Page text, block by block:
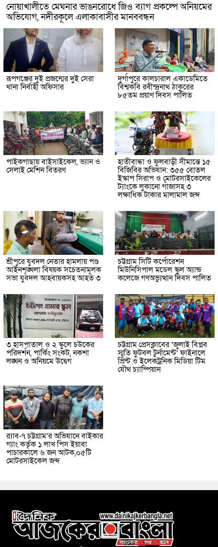
নোয়াখালীতে মেঘনার ভাঙনরোধে জিও ব্যাগ প্রকল্পে অনিয়মের
অভিযোগ, নদীরকূলে এলাকাবাসীর মানববন্ধন
রূপগঞ্জের দুই প্রজন্মের দুই সেরা
থানা নির্বাহী অফিসার
দুর্গাপুরে কালচারাল একাডেমিতে
বিশ্বকবি রবীন্দ্রনাথ ঠাকুরের
৮৫তম প্রয়াণ দিবস পালিত
পাইকগাছায় বাইসাইকেল, ভ্যান ও
সেলাই মেশিন বিতরণ
হাতীবান্ধা ও ফুলবাড়ী সীমান্তে ১৫
বিজিবির অভিযান: ৩৫৫ বোতল
ইস্কাপ সিরাপ ও মোটরসাইকেলের
ট্যাংকে লুকানো গাঁজাসহ ৩
লক্ষাধিক টাকার মালামাল জব্দ
শ্রীপুরে যুবদল নেতার হামলায় পণ্ড
আইনশৃঙ্খলা বিষয়ক সচেতনামূলক
সভা যুবদল আহবায়কসহ আহত ৩
চট্টগ্রাম সিটি কর্পোরেশন
মিউনিসিপাল মডেল স্কুল অ্যান্ড
কলেজে গণঅভ্যুত্থান দিবস পালিত
৩ হাসপাতাল ও ২ স্কুলে চউকের
পরিদর্শন, পার্কিং সংকট, নকশা
লঙ্ঘন ও অনিয়মে উদ্বেগ
চট্টগ্রাম প্রেসক্লাবের ‘জুলাই বিপ্লব
স্মৃতি ফুটবল টুর্নামেন্ট’ ফাইনালে
প্রিন্ট ও ইলেকট্রনিক মিডিয়া টিম
যৌথ চ্যাম্পিয়ান
র‌্যাব-৭ চট্টগ্রাম’র অভিযানে বাইকার
গ্যাং কর্তৃক ১ লাখ পিস ইয়াবা
পাচারকালে ৬ জন আটক,০৫টি
মোটরসাইকেল জব্দ